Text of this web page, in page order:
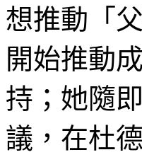
想推動「
開始推動
持；她隨
議，在杜